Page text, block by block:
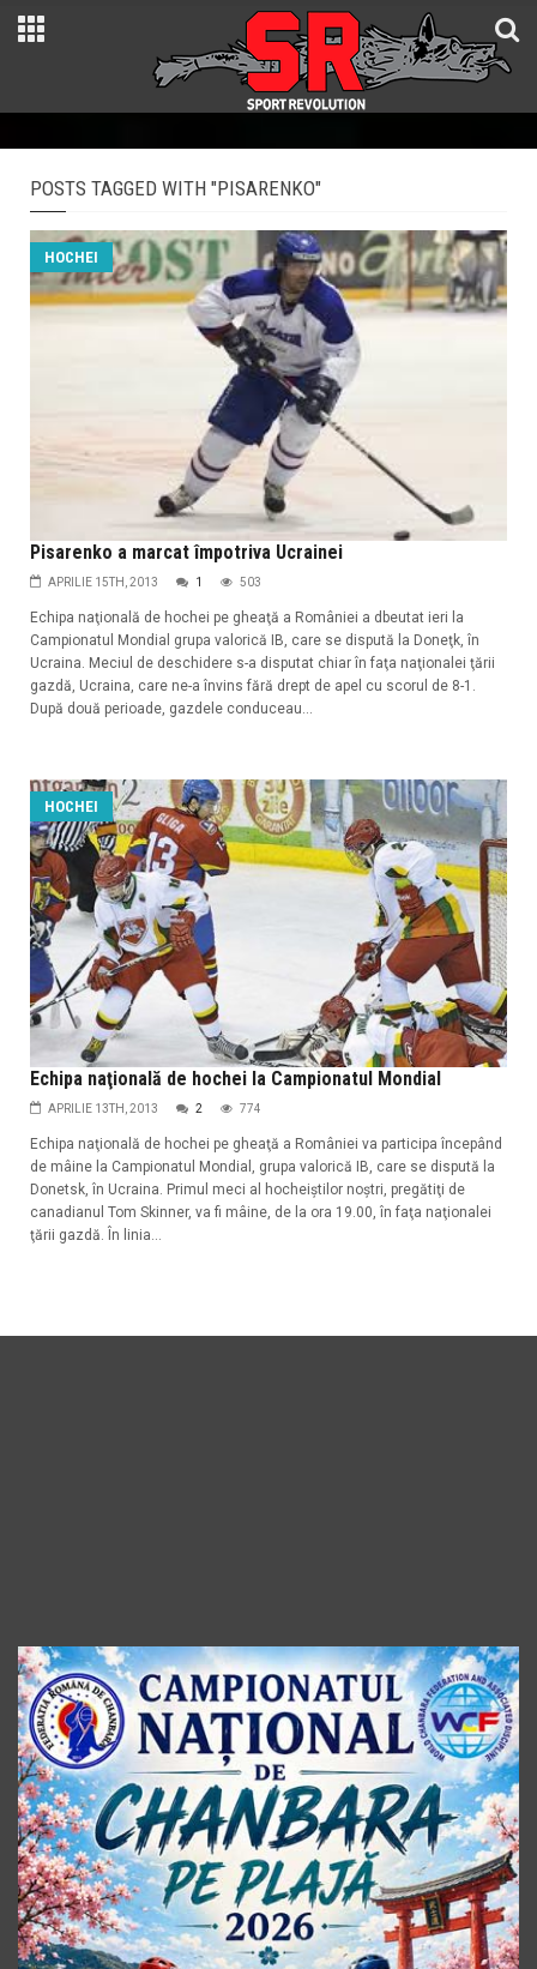
POSTS TAGGED WITH "PISARENKO"
HOCHEI
Pisarenko a marcat împotriva Ucrainei
APRILIE 15TH, 2013 1 503
Echipa naţională de hochei pe gheaţă a României a dbeutat ieri la
Campionatul Mondial grupa valorică IB, care se dispută la Doneţk, în
Ucraina. Meciul de deschidere s-a disputat chiar în faţa naţionalei ţării
gazdă, Ucraina, care ne-a învins fără drept de apel cu scorul de 8-1.
După două perioade, gazdele conduceau...
HOCHEI
Echipa naţională de hochei la Campionatul Mondial
APRILIE 13TH, 2013 2 774
Echipa naţională de hochei pe gheaţă a României va participa începând
de mâine la Campionatul Mondial, grupa valorică IB, care se dispută la
Donetsk, în Ucraina. Primul meci al hocheiştilor noştri, pregătiţi de
canadianul Tom Skinner, va fi mâine, de la ora 19.00, în faţa naţionalei
ţării gazdă. În linia...